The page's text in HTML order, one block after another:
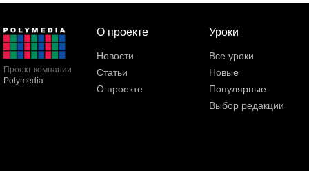
Проект компании
Polymedia
О проекте
Новости
Статьи
О проекте
Уроки
Все уроки
Новые
Популярные
Выбор редакции